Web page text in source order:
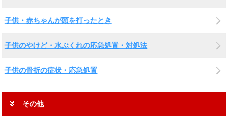
子供・赤ちゃんが頭を打ったとき
子供のやけど・水ぶくれの応急処置・対処法
子供の骨折の症状・応急処置
その他